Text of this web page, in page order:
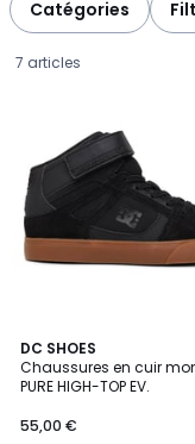
Catégories
7 articles
DC SHOES
Chaussures en cuir
PURE HIGH-TOP EV.
€.
55,00 €
4,5
/ 5
2
Couleurs